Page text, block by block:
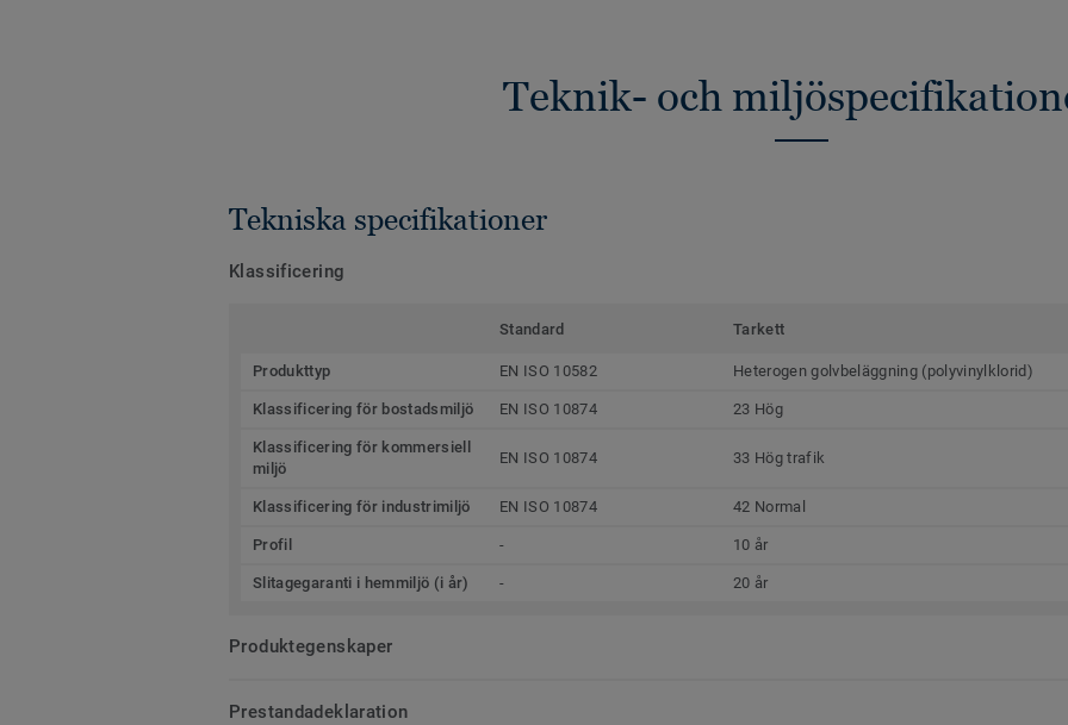
Teknik- och
Tekniska specifikationer
Klassificering
Standard Tarkett
Produkttyp EN ISO 10582 Heterogen golvbeläggning (polyvinylklorid)
Klassificering för bostadsmiljö EN ISO 10874 23 Hög
Klassificering för kommersiell
miljö
EN ISO 10874 33 Hög trafik
Klassificering för industrimiljö EN ISO 10874 42 Normal
Profil - 10 år
Slitagegaranti i hemmiljö (i år) - 20 år
Produktegenskaper
Prestandadeklaration